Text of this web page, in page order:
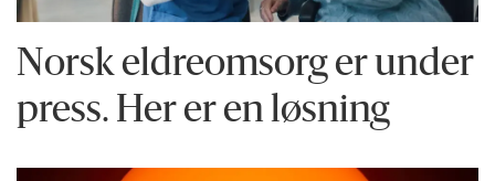
Norsk eldreomsorg er under
press. Her er en løsning